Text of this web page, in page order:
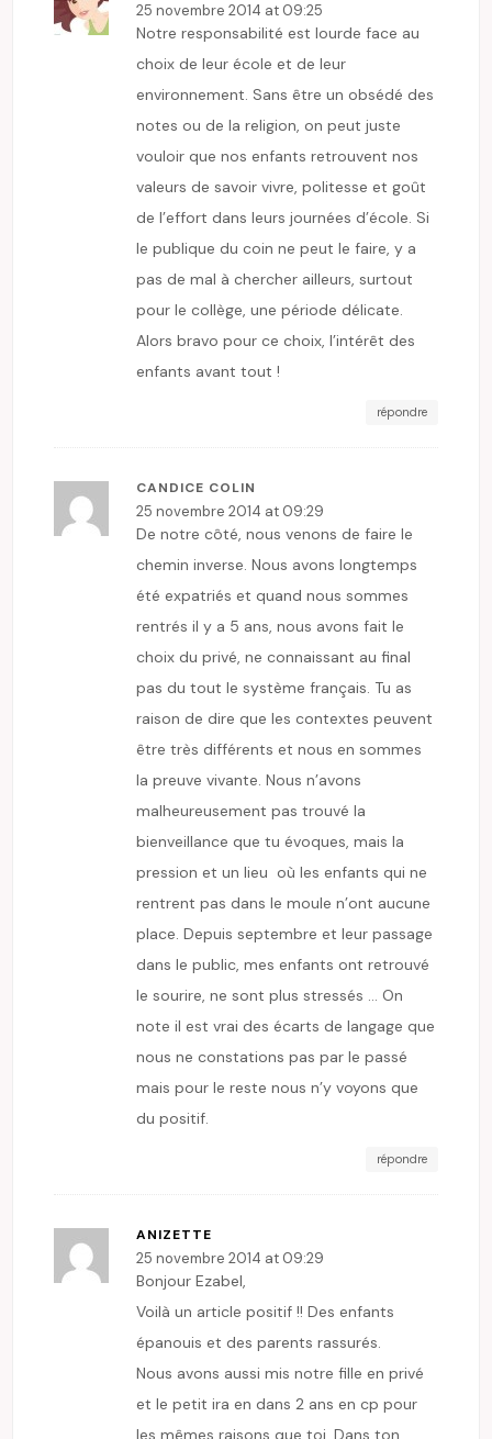
25 novembre 2014 at 09:25
Notre responsabilité est lourde face au
choix de leur école et de leur
environnement. Sans être un obsédé des
notes ou de la religion, on peut juste
vouloir que nos enfants retrouvent nos
valeurs de savoir vivre, politesse et goût
de l’effort dans leurs journées d’école. Si
le publique du coin ne peut le faire, y a
pas de mal à chercher ailleurs, surtout
pour le collège, une période délicate.
Alors bravo pour ce choix, l’intérêt des
enfants avant tout !
répondre
CANDICE COLIN
25 novembre 2014 at 09:29
De notre côté, nous venons de faire le
chemin inverse. Nous avons longtemps
été expatriés et quand nous sommes
rentrés il y a 5 ans, nous avons fait le
choix du privé, ne connaissant au final
pas du tout le système français. Tu as
raison de dire que les contextes peuvent
être très différents et nous en sommes
la preuve vivante. Nous n’avons
malheureusement pas trouvé la
bienveillance que tu évoques, mais la
pression et un lieu où les enfants qui ne
rentrent pas dans le moule n’ont aucune
place. Depuis septembre et leur passage
dans le public, mes enfants ont retrouvé
le sourire, ne sont plus stressés … On
note il est vrai des écarts de langage que
nous ne constations pas par le passé
mais pour le reste nous n’y voyons que
du positif.
répondre
ANIZETTE
25 novembre 2014 at 09:29
Bonjour Ezabel,
Voilà un article positif !! Des enfants
épanouis et des parents rassurés.
Nous avons aussi mis notre fille en privé
et le petit ira en dans 2 ans en cp pour
les mêmes raisons que toi. Dans ton